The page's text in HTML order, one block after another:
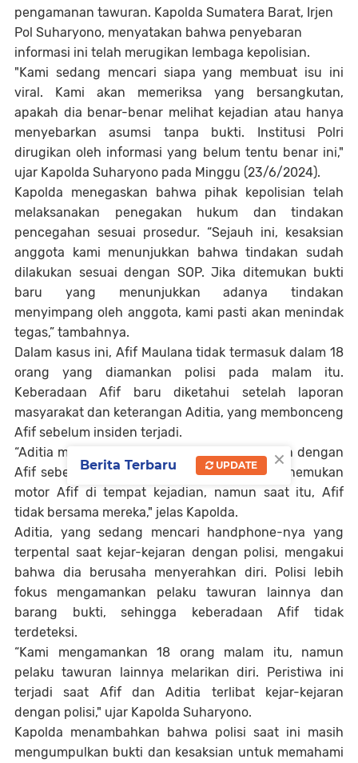
pengamanan tawuran. Kapolda Sumatera Barat, Irjen
Pol Suharyono, menyatakan bahwa penyebaran
informasi ini telah merugikan lembaga kepolisian.
"Kami sedang mencari siapa yang membuat isu ini
viral. Kami akan memeriksa yang bersangkutan,
apakah dia benar-benar melihat kejadian atau hanya
menyebarkan asumsi tanpa bukti. Institusi Polri
dirugikan oleh informasi yang belum tentu benar ini,"
ujar Kapolda Suharyono pada Minggu (23/6/2024).
Kapolda menegaskan bahwa pihak kepolisian telah
melaksanakan penegakan hukum dan tindakan
pencegahan sesuai prosedur. “Sejauh ini, kesaksian
anggota kami menunjukkan bahwa tindakan sudah
dilakukan sesuai dengan SOP. Jika ditemukan bukti
baru yang menunjukkan adanya tindakan
menyimpang oleh anggota, kami pasti akan menindak
tegas,” tambahnya.
Dalam kasus ini, Afif Maulana tidak termasuk dalam 18
orang yang diamankan polisi pada malam itu.
Keberadaan Afif baru diketahui setelah laporan
masyarakat dan keterangan Aditia, yang membonceng
Afif sebelum insiden terjadi.
“Aditia menjelaskan bahwa dia berboncengan dengan
Afif sebelum proses penangkapan. Polisi menemukan
motor Afif di tempat kejadian, namun saat itu, Afif
tidak bersama mereka," jelas Kapolda.
Aditia, yang sedang mencari handphone-nya yang
terpental saat kejar-kejaran dengan polisi, mengakui
bahwa dia berusaha menyerahkan diri. Polisi lebih
fokus mengamankan pelaku tawuran lainnya dan
barang bukti, sehingga keberadaan Afif tidak
terdeteksi.
“Kami mengamankan 18 orang malam itu, namun
pelaku tawuran lainnya melarikan diri. Peristiwa ini
terjadi saat Afif dan Aditia terlibat kejar-kejaran
dengan polisi," ujar Kapolda Suharyono.
Kapolda menambahkan bahwa polisi saat ini masih
mengumpulkan bukti dan kesaksian untuk memahami
×
Berita Terbaru UPDATE